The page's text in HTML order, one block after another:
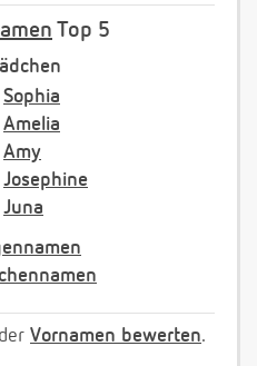
Top 5
Sophia
Amelia
Amy
Josephine
Juna
Vornamen bewerten.